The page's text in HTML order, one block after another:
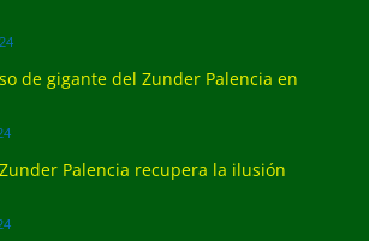
de gigante del Zunder Palencia en
Palencia recupera la ilusión